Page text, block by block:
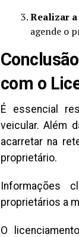
Realizar
agende o
com o
É essencial
veicular. Além
acarretar na
proprietário.
Informações
proprietários a
O